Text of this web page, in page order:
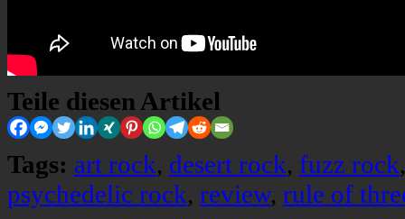
Teile diesen Artikel
Tags: art rock, desert rock, fuzz rock
psychedelic rock, review, rule of